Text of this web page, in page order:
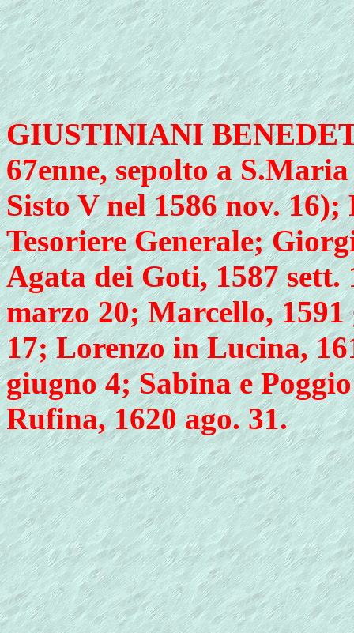
GIUSTINIANI
67enne, sepolto a
Sisto V nel 1586 nov.
Tesoriere Generale;
Agata dei Goti, 1587
marzo 20; Marcello,
17; Lorenzo in Lucina,
giugno 4; Sabina e
Rufina, 1620 ago. 31.